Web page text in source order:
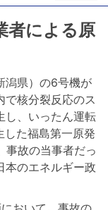
者による原
潟県）の6号機が
で核分裂反応のス
し、いったん運転
た福島第一原発
事故の当事者だっ
本のエネルギー政